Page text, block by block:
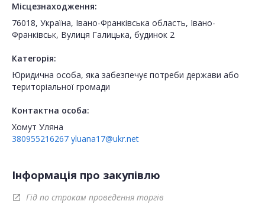
Місцезнаходження:
76018, Україна, Івано-Франківська область, Івано-
Франківськ, Вулиця Галицька, будинок 2
Категорія:
Юридична особа, яка забезпечує потреби держави або
територіальної громади
Контактна особа:
Хомут Уляна
380955216267 yluana17@ukr.net
Інформація про закупівлю
open_in_new Гід по строкам проведення торгів